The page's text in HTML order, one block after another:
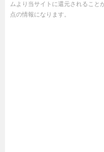
ムより当サイトに還元されること
点の情報になります。